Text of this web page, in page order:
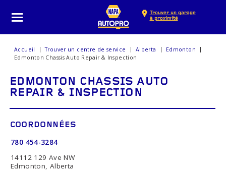
Trouver un garage
à proximité
Accueil Trouver un centre de service Alberta
Edmonton
Edmonton Chassis Auto Repair & Inspection
EDMONTON CHASSIS AUTO
REPAIR & INSPECTION
COORDONNÉES
780 454-3284
14112 129 Ave NW
Edmonton, Alberta